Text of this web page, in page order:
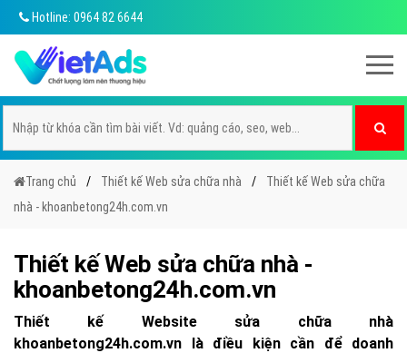
Hotline: 0964 82 6644
Trang chủ Thiết kế Web sửa chữa nhà
Thiết kế Web sửa chữa
nhà - khoanbetong24h.com.vn
Thiết kế Web sửa chữa nhà -
khoanbetong24h.com.vn
Thiết kế Website sửa chữa nhà
khoanbetong24h.com.vn là điều kiện cần để doanh